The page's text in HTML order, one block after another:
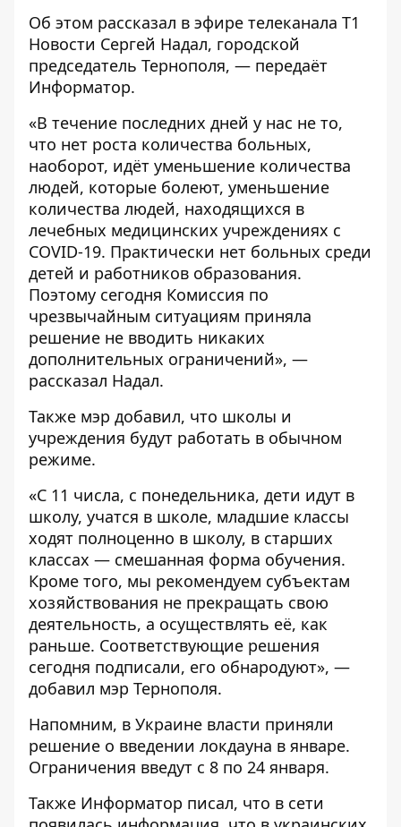
Об этом рассказал в эфире телеканала Т1
Новости Сергей Надал, городской
председатель Тернополя, — передаёт
Информатор.
«В течение последних дней у нас не то,
что нет роста количества больных,
наоборот, идёт уменьшение количества
людей, которые болеют, уменьшение
количества людей, находящихся в
лечебных медицинских учреждениях с
COVID-19. Практически нет больных среди
детей и работников образования.
Поэтому сегодня Комиссия по
чрезвычайным ситуациям приняла
решение не вводить никаких
дополнительных ограничений», —
рассказал Надал.
Также мэр добавил, что школы и
учреждения будут работать в обычном
режиме.
«С 11 числа, с понедельника, дети идут в
школу, учатся в школе, младшие классы
ходят полноценно в школу, в старших
классах — смешанная форма обучения.
Кроме того, мы рекомендуем субъектам
хозяйствования не прекращать свою
деятельность, а осуществлять её, как
раньше. Соответствующие решения
сегодня подписали, его обнародуют», —
добавил мэр Тернополя.
Напомним, в Украине власти приняли
решение о введении локдауна в январе.
Ограничения введут с 8 по 24 января.
Также Информатор писал, что в сети